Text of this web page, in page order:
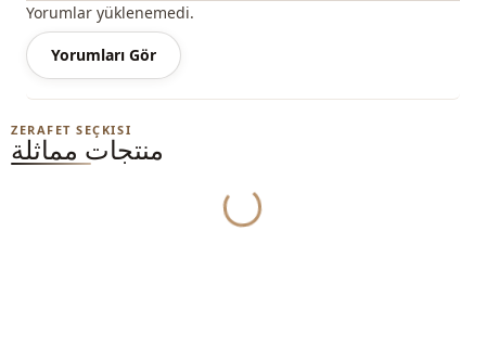
اعتمادًا على المستخدم والمنطقة ، يمكن تسمية هذا المنتج بنطلون
الجيب ، والسراويل المربوطة ، والسراويل الموسمية ، والسراويل
القماشية.
يكفي أن تصبح عضوًا في موقعنا وأن ترسل معلوماتك إلى خط
Yorumlar yüklenemedi.
Yorumları Gör
ZERAFET SEÇKISI
منتجات مماثلة
Yukleniyor...